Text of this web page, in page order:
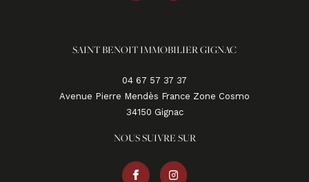
SAINT BENOIT IMMOBILIER GIGNAC
04 67 57 37 37
Avenue Pierre Mendès France Zone Cosmo
34150
gignac
NOUS SUIVRE SUR